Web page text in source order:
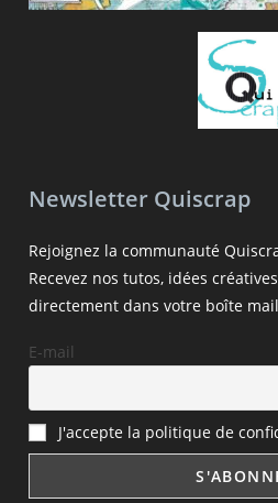
Newsletter Quiscrap
Rejoignez la communauté
Recevez nos tutos, idées
directement dans votre boîte mail
E-mail
J'accepte la politique de